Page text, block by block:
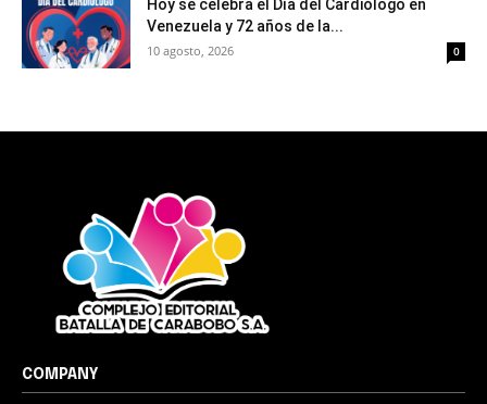
Hoy se celebra el Día del Cardiólogo en
Venezuela y 72 años de la...
10 agosto, 2026 0
COMPANY